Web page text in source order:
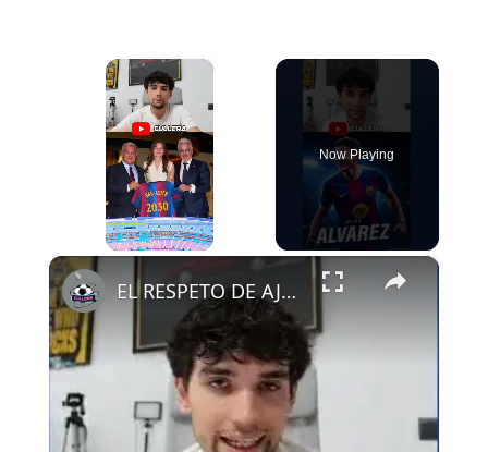
×
Now Playing
×
EL RESPETO DE AJAX AL FCB